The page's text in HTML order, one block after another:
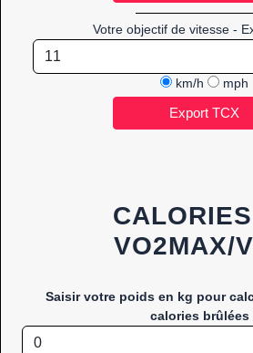
Votre objectif de vitesse -
km/h mph
VO2MAX/
Saisir votre poids en kg pour
calories brûlées